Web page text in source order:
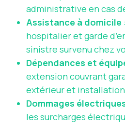
administrative en cas
Assistance à domicile
hospitalier et garde
sinistre survenu chez
Dépendances et
extension couvrant
extérieur et
Dommages
les surcharges